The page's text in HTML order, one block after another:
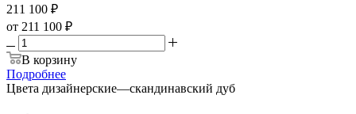
211 100 ₽
от 211 100 ₽
В корзину
Подробнее
Цвета дизайнерские—скандинавский дуб